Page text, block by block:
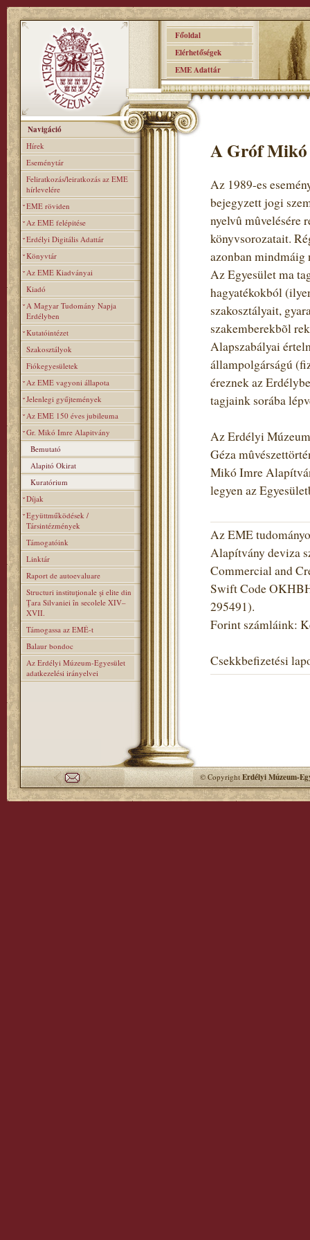
Főoldal
Elérhetőségek
EME Adattár
Navigáció
Hírek
Eseménytár
Feliratkozás/leiratkozás az EME
hírlevelére
EME röviden
Az EME felépitése
Erdélyi Digitális Adattár
Könyvtár
Az EME Kiadványai
Kiadó
A Magyar Tudomány Napja
Erdélyben
Kutatóintézet
Szakosztályok
Fiókegyesületek
Az EME vagyoni állapota
Jelenlegi gyűjtemények
Az EME 150 éves jubileuma
Gr. Mikó Imre Alapitvány
Bemutató
Alapitó Okirat
Kuratórium
Díjak
Együttműködések /
Társintézmények
Támogatóink
Linktár
Raport de autoevaluare
Structuri instituţionale şi elite din
Ţara Silvaniei în secolele XIV–
XVII.
Támogassa az EMÉ-t
Balaur bondoc
Az Erdélyi Múzeum-Egyesület
adatkezelési irányelvei
A Gróf
Az 1989-es
bejegyzett jogi
nyelvû mûvelésére
könyvsorozatait.
azonban mindmáig
Az Egyesület ma
hagyatékokból
szakosztályait,
szakemberekbõl
Alapszabályai
állampolgárságú
éreznek az
tagjaink sorába
Az Erdélyi
Géza
Mikó Imre
legyen az
Az EME
Alapítvány deviza
Commercial and
Swift Code
295491).
Forint számláink:
Csekkbefizetési
© CopyrightErdélyi Múzeum-